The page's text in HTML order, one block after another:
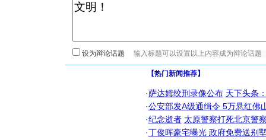
设为辩论话题
【热门新闻推荐】
·萨达姆绞刑录像公布 天下头条
·公安部发A级通缉令 5万悬红佛
·纪念逝者 太原警察打死北京警
·丁俊晖豪宅曝光 政府免费送别